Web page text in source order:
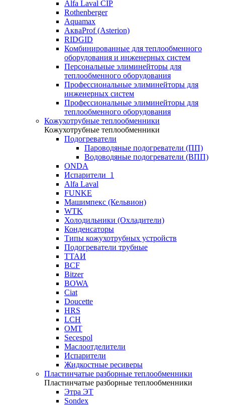
Alfa Laval CIP
Rothenberger
Aquamax
АкваProf (Asterion)
RIDGID
Комбинированные для теплообменного
оборудования и инженерных систем
Персональные элиминейторы для
теплообменного оборудования
Профессиональные элиминейторы для
инженерных систем
Профессиональные элиминейторы для
теплообменного оборудования
Кожухотрубные теплообменники
Кожухотрубные теплообменники
Подогреватели
Пароводяные подогреватели (ПП)
Водоводяные подогреватели (ВПП)
ONDA
Испарители_1
Alfa Laval
FUNKE
Машимпекс (Кельвион)
WTK
Холодильники (Охладители)
Конденсаторы
Типы кожухотрубных устройств
Подогреватели трубные
ТТАИ
BCF
Bitzer
BOWA
Ciat
Doucette
HRS
LCH
OMT
Secespol
Маслоотделители
Испарители
Жидкостные ресиверы
Пластинчатые разборные теплообменники
Пластинчатые разборные теплообменники
Этра ЭТ
Sondex